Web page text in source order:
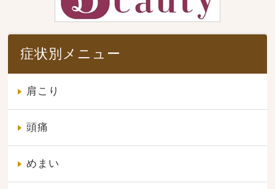
症状別メニュー
肩こり
頭痛
めまい